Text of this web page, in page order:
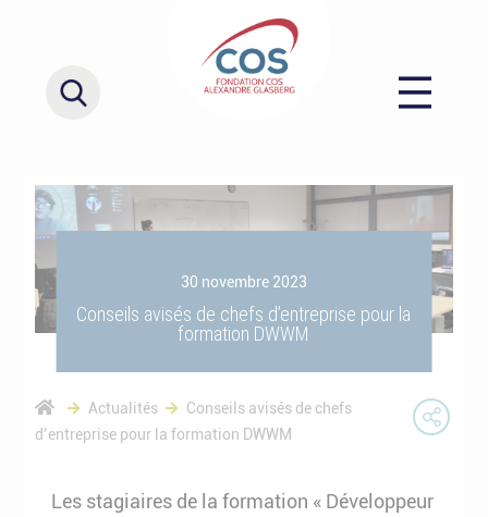
30 novembre 2023
Conseils avisés de chefs d’entreprise pour la
formation DWWM
Actualités
Conseils avisés de chefs
d’entreprise pour la formation DWWM
Les stagiaires de la formation « Développeur